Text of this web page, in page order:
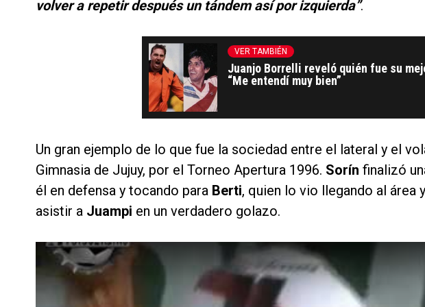
volver a repetir después un tándem así por izquierda”.
VER TAMBIÉN
Juanjo Borrelli reveló quién fue su
“Me entendí muy bien”
Un gran ejemplo de lo que fue la sociedad entre el lateral y el
Gimnasia de Jujuy, por el Torneo Apertura 1996. Sorín finalizó
él en defensa y tocando para Berti, quien lo vio llegando al área
asistir a Juampi en un verdadero golazo.